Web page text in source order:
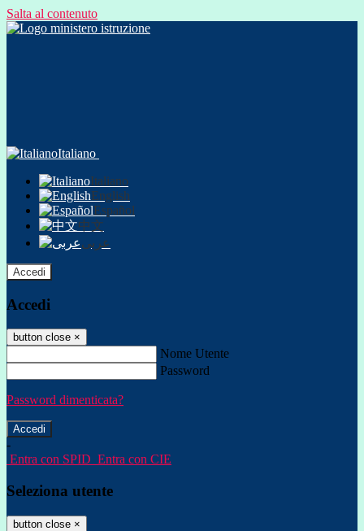
Salta al contenuto
Italiano
Italiano
English
Español
中文
عربى
Accedi
Accedi
button close ×
Nome Utente
Password
Password dimenticata?
-
Entra con SPID Entra con CIE
Seleziona utente
button close ×